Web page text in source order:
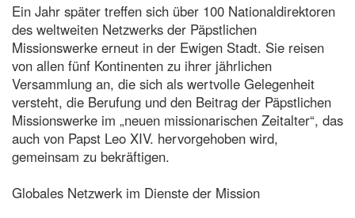
Ein Jahr später treffen sich über 100 Nationaldirektoren
des weltweiten Netzwerks der Päpstlichen
Missionswerke erneut in der Ewigen Stadt. Sie reisen
von allen fünf Kontinenten zu ihrer jährlichen
Versammlung an, die sich als wertvolle Gelegenheit
versteht, die Berufung und den Beitrag der Päpstlichen
Missionswerke im „neuen missionarischen Zeitalter“, das
auch von Papst Leo XIV. hervorgehoben wird,
gemeinsam zu bekräftigen.
Globales Netzwerk im Dienste der Mission